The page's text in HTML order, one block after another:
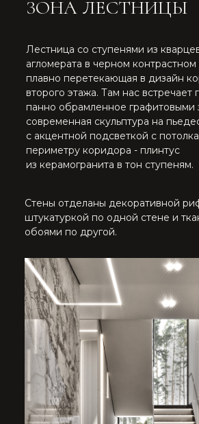
МАСТЕР-БЛОК ВКЛЮЧАЕТ В СЕБЯ
СПАЛЬНЮ, ВАННУЮ КОМНАТУ
И ГАРДЕРОБНУЮ.
и видом на озеро и сосновый бор
интегрируется в интерьер. Серо-бежевые
оттенки, мягкое изголовье, бра и подсветки
создают уют, голубой оттенок освежает
и выбран не просто так. Это любимый цвет
хозяйки дома.
МАСТЕР СПАЛЬНЯ